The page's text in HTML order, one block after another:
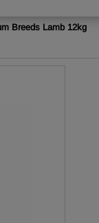
Breeds Lamb 12kg